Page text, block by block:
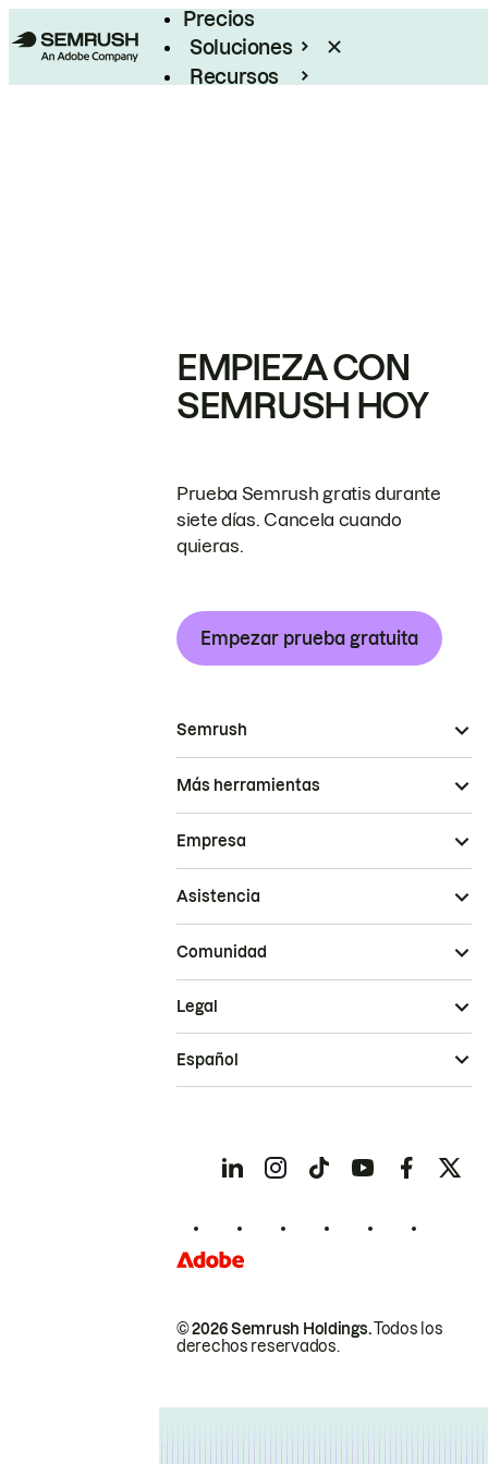
Precios
Soluciones
Recursos
EMPIEZA CON
SEMRUSH HOY
Prueba Semrush gratis durante
siete días. Cancela cuando
quieras.
Empezar prueba gratuita
Semrush
Más herramientas
Empresa
Asistencia
Comunidad
© 2026 Semrush Holdings.Todos los
derechos reservados.
Legal
Español